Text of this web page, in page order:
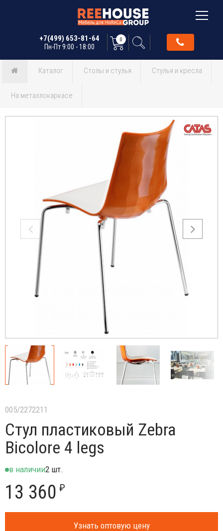
+7(499) 653-81-64
Пн-Пт 9:00 - 18:00
0
Каталог Столы и стулья Стулья и кресла
На металлокаркасе
005/2272211
Стул пластиковый Zebra
Bicolore 4 legs
в наличии2 шт.
13 360 ₽
Узнать оптовую цену